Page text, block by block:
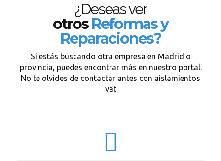
¿Deseas ver
otrosReformas y
Reparaciones?
Si estás buscando otra empresa en Madrid o
provincia, puedes encontrar más en nuestro portal.
No te olvides de contactar antes con aislamientos
vat